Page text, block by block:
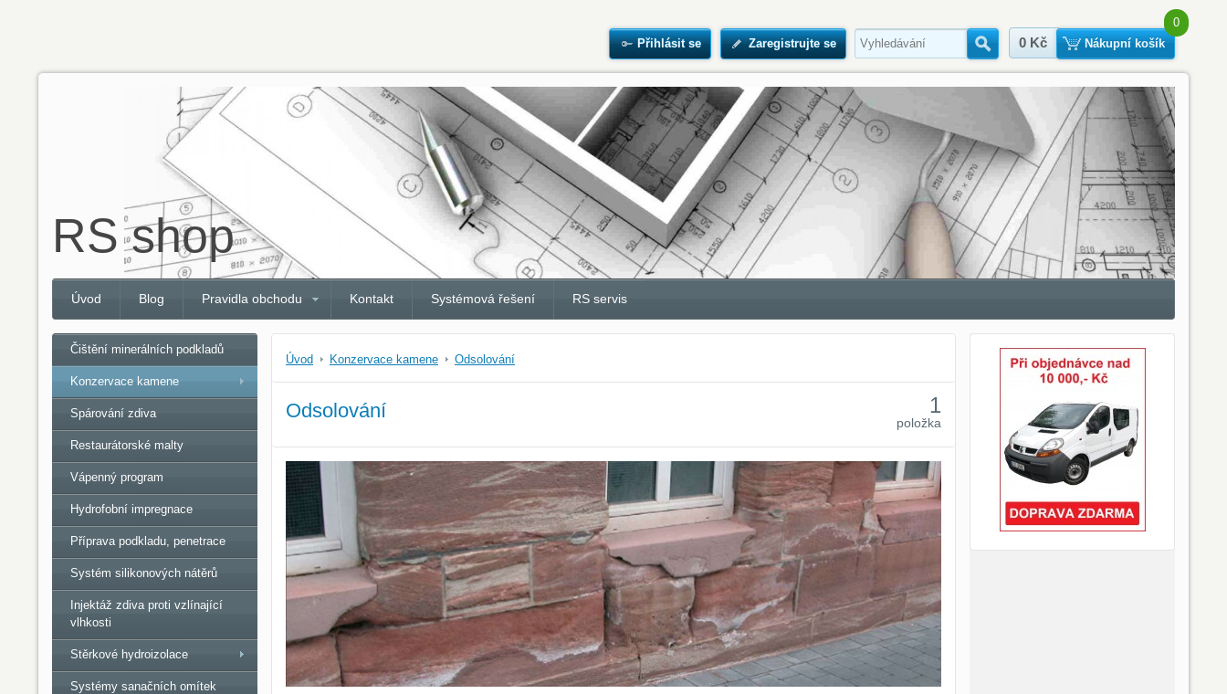
Přihlásit se Zaregistrujte se Hledat
0 Kč
0
Nákupní košík
RS shop
Úvod Blog Pravidla obchodu Kontakt Systémová řešení RS servis
Úvod Konzervace kamene Odsolování
Odsolování 1
položka
Čištění minerálních podkladů
Konzervace kamene
Spárování zdiva
Restaurátorské malty
Vápenný program
Hydrofobní impregnace
Příprava podkladu, penetrace
Systém silikonových nátěrů
Injektáž zdiva proti vzlínající
vlhkosti
Stěrkové hydroizolace
Systémy sanačních omítek